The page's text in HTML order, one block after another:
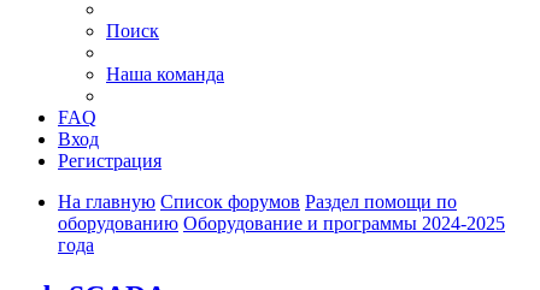
Поиск
Наша команда
FAQ
Вход
Регистрация
На главную Список форумов Раздел помощи по
оборудованию Оборудование и программы 2024-2025
года